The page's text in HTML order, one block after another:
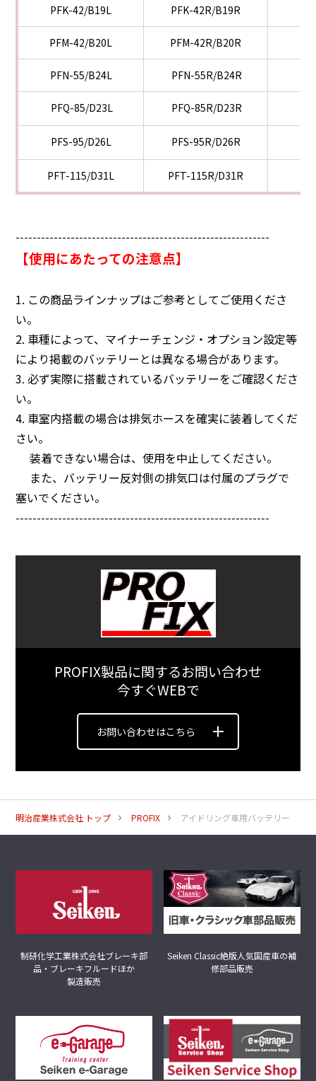
PFK-42/B19L PFK-42R/B19R
PFM-42/B20L PFM-42R/B20R
PFN-55/B24L PFN-55R/B24R
PFQ-85/D23L PFQ-85R/D23R
PFS-95/D26L PFS-95R/D26R
PFT-115/D31L PFT-115R/D31R
------------------------------------------------------------
【使用にあたっての注意点】
1. この商品ラインナップはご参考としてご使用くださ
い。
2. 車種によって、マイナーチェンジ・オプション設定等
により掲載のバッテリーとは異なる場合があります。
3. 必ず実際に搭載されているバッテリーをご確認くださ
い。
4. 車室内搭載の場合は排気ホースを確実に装着してくだ
さい。
装着できない場合は、使用を中止してください。
また、バッテリー反対側の排気口は付属のプラグで
塞いでください。
------------------------------------------------------------
PROFIX製品に関するお問い合わせ
今すぐWEBで
お問い合わせはこちら
明治産業株式会社 トップ PROFIX アイドリング車用バッテリー
制研化学工業株式会社ブレーキ部
品・ブレーキフルードほか
製造販売
Seiken Classic絶版人気国産車の補
修部品販売